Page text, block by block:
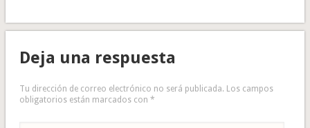
Deja una respuesta
Tu dirección de correo electrónico no será publicada. Los campos
obligatorios están marcados con *